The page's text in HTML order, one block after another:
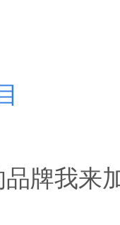
品牌我来